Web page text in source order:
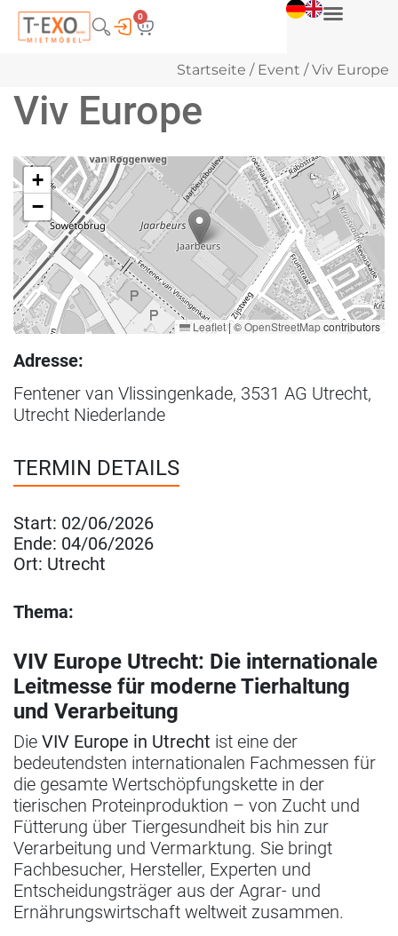
0
Startseite / Event / Viv Europe
Viv Europe
+
−
Leaflet|©OpenStreetMapcontributors
Adresse:
Fentener van Vlissingenkade, 3531 AG Utrecht,
Utrecht Niederlande
TERMIN DETAILS
Start: 02/06/2026
Ende: 04/06/2026
Ort: Utrecht
Thema:
VIV Europe Utrecht: Die internationale
Leitmesse für moderne Tierhaltung
und Verarbeitung
Die VIV Europe in Utrecht ist eine der
bedeutendsten internationalen Fachmessen für
die gesamte Wertschöpfungskette in der
tierischen Proteinproduktion – von Zucht und
Fütterung über Tiergesundheit bis hin zur
Verarbeitung und Vermarktung. Sie bringt
Fachbesucher, Hersteller, Experten und
Entscheidungsträger aus der Agrar- und
Ernährungswirtschaft weltweit zusammen.